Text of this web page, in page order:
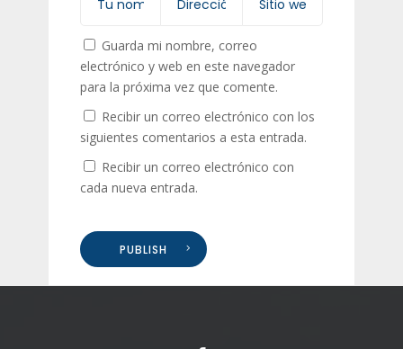
Guarda mi nombre, correo
electrónico y web en este navegador
para la próxima vez que comente.
Recibir un correo electrónico con los
siguientes comentarios a esta entrada.
Recibir un correo electrónico con
cada nueva entrada.
PUBLISH